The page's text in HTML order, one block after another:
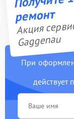
ремонт
Акция
Gaggenau
При
действует